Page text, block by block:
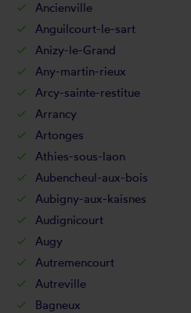
Ancienville
Anguilcourt-le-sart
Anizy-le-Grand
Any-martin-rieux
Arcy-sainte-restitue
Arrancy
Artonges
Athies-sous-laon
Aubencheul-aux-bois
Aubigny-aux-kaisnes
Audignicourt
Augy
Autremencourt
Autreville
Bagneux